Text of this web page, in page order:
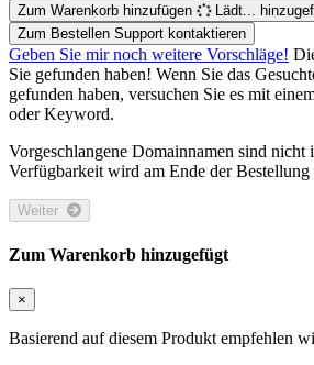
Zum Warenkorb hinzufügen Lädt...
Zum Bestellen Support kontaktieren
Geben Sie mir noch weitere Vorschläge!
Sie gefunden haben! Wenn Sie das
gefunden haben, versuchen Sie es mit
oder Keyword.
Vorgeschlangene Domainnamen sind nicht
Verfügbarkeit wird am Ende der
Zum Warenkorb hinzugefügt
×
Basierend auf diesem Produkt empfehlen